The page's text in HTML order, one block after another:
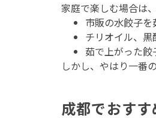
家庭で楽しむ場合は
市販の水餃子を
チリオイル、
茹で上がった餃
しかし、やはり一番
成都でおす